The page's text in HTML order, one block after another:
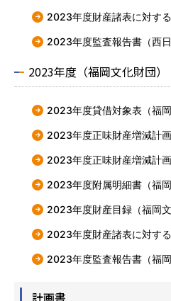
2023年度財産諸表に対す
2023年度監査報告書（西日
2023年度（福岡文化財団）
2023年度貸借対象表（福岡
2023年度正味財産増減計画
2023年度正味財産増減計
2023年度附属明細書（福岡
2023年度財産目録（福岡文
2023年度財産諸表に対す
2023年度監査報告書（福岡
計画書